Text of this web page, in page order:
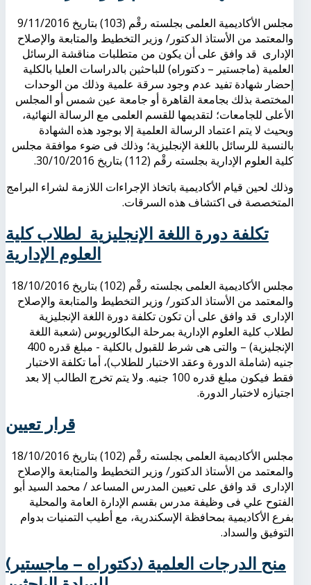
مجلس الأكاديمية العلمى بجلسته رقْم (103) بتاريخ 9/11/2016
والمعتمد من الأستاذ الدكتور/ وزير التخطيط والمتابعة والإصلاح
الإدارى قد وافق على أن يكون من متطلبات مناقشة الرسائل
العلمية (ماجستير – دكتوراه) للباحثين بالدراسات العليا بالكلية
إحضار شهادة تفيد عدم وجود سرقة علمية وذلك من الوحدات
المختصة بذلك بجامعة القاهرة أو جامعة عين شمس أو المجلس
الأعلى للجامعات؛ لتقديمها للقسم العلمى مع الرسالة النهائية،
وبحيث لا يتم اعتماد الرسالة العلمية إلا بوجود هذه الشهادة
بالنسبة للرسائل باللغة الإنجليزية؛ وذلك فى ضوء موافقة مجلس
كلية العلوم الإدارية بجلسته رقْم (112) بتاريخ 30/10/2016.
وذلك لحين قيام الأكاديمية باتخاذ الإجراءات اللازمة لشراء البرامج
المتخصصة فى اكتشاف هذه السرقات.
تكلفة دورة اللغة الإنجليزية لطلاب كلية
العلوم الإدارية
مجلس الأكاديمية العلمى بجلسته رقْم (102) بتاريخ 18/10/2016
والمعتمد من الأستاذ الدكتور/ وزير التخطيط والمتابعة والإصلاح
الإدارى قد وافق على أن تكون تكلفة دورة اللغة الإنجليزية
لطلاب كلية العلوم الإدارية بمرحلة البكالوريوس (شعبة اللغة
الإنجليزية) – والتى هى شرط للقبول بالكلية - مبلغ قدره 400
جنيه (شاملة الدورة وعقد الاختبار للطلاب)، أما تكلفة الاختبار
فقط فيكون مبلغ قدره 100 جنيه. ولا يتم تخرج الطالب إلا بعد
اجتيازه لاختبار الدورة.
قرار تعيين
مجلس الأكاديمية العلمى بجلسته رقْم (102) بتاريخ 18/10/2016
والمعتمد من الأستاذ الدكتور/ وزير التخطيط والمتابعة والإصلاح
الإدارى قد وافق على تعيين المدرس المساعد / محمد السيد أبو
الفتوح علي فى وظيفة مدرس بقسم الإدارة العامة والمحلية
بفرع الأكاديمية بمحافظة الإسكندرية، مع أطيب التمنيات بدوام
التوفيق والسداد.
منح الدرجات العلمية (دكتوراه – ماجستير)